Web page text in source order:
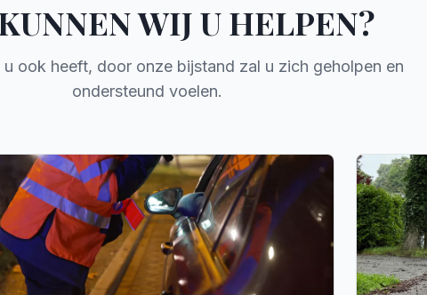
WIJ U HELPEN?
ook heeft, door onze bijstand zal u zich geholpen en
ondersteund voelen.